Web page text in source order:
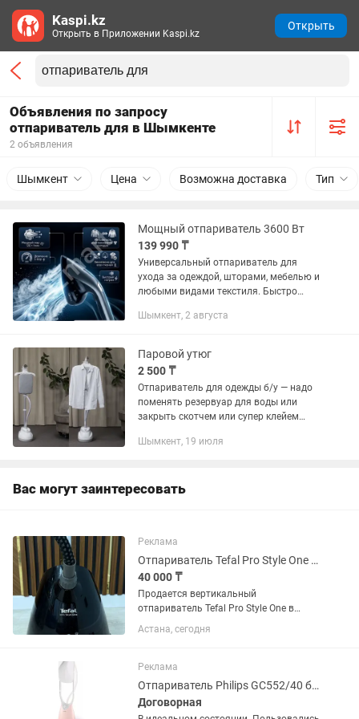
Объявления по запросу
отпариватель для в Шымкенте
2 объявления
Шымкент Цена Возможна доставка Тип
Мощный отпариватель 3600 Вт
139 990 ₸
Универсальный отпариватель для
ухода за одеждой, шторами, мебелью и
любыми видами текстиля. Быстро
и придаёт им аккуратный вид без
Шымкент, 2 августа
Паровой утюг
2 500 ₸
Отпариватель для одежды б/у — надо
поменять резервуар для воды или
закрыть скотчем или супер клейем
вам почти бесплатно 📍 Город:
Шымкент, 19 июля
Вас могут заинтересовать
Реклама
Отпариватель Tefal Pro Style One Черный
40 000 ₸
Продается вертикальный
отпариватель Tefal Pro Style One в
хорошем состоянии Отлично подходит
для быстрого отпаривания рубашек,
Астана, сегодня
Реклама
Отпариватель Philips GC552/40 белый, розовый
Договорная
Kaspi.kz
Открыть в Приложении Kaspi.kz
Открыть